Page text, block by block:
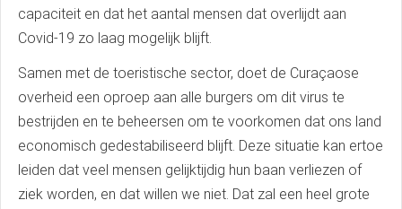
capaciteit en dat het aantal mensen dat overlijdt aan
Covid-19 zo laag mogelijk blijft.
Samen met de toeristische sector, doet de Curaçaose
overheid een oproep aan alle burgers om dit virus te
bestrijden en te beheersen om te voorkomen dat ons land
economisch gedestabiliseerd blijft. Deze situatie kan ertoe
leiden dat veel mensen gelijktijdig hun baan verliezen of
ziek worden, en dat willen we niet. Dat zal een heel grote